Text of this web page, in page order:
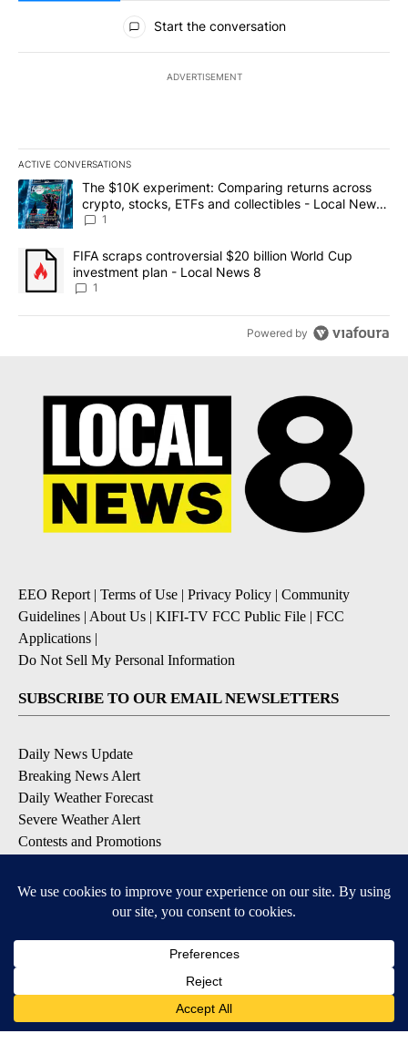
All Comments
Start the conversation
ADVERTISEMENT
ACTIVE CONVERSATIONS
The following is a list of the most commented articles in the last
A trending article titled "The $10K experiment: Comparing
The $10K experiment: Comparing returns across
crypto, stocks, ETFs and collectibles - Local News
8
1
A trending article titled "FIFA scraps controversial $20 billion
FIFA scraps controversial $20 billion World Cup
investment plan - Local News 8
1
Powered by
EEO Report| Terms of Use | Privacy Policy | Community
Guidelines | About Us | KIFI-TV FCC Public File | FCC
Applications |
Do Not Sell My Personal Information
SUBSCRIBE TO OUR EMAIL NEWSLETTERS
Daily News Update
Breaking News Alert
Daily Weather Forecast
Severe Weather Alert
Contests and Promotions